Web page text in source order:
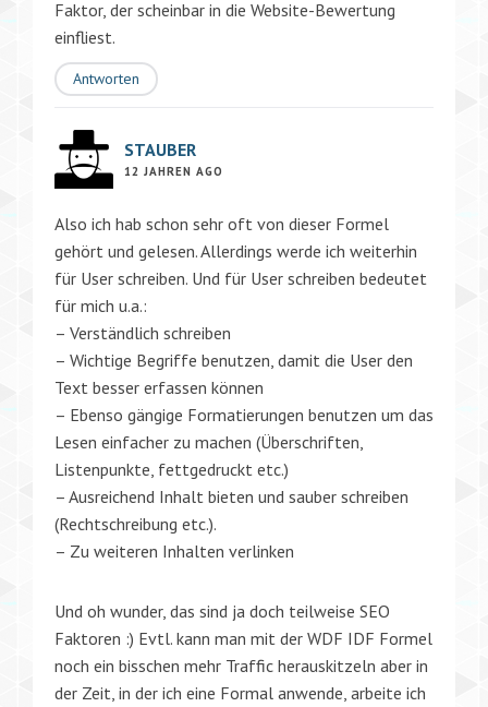
Faktor, der scheinbar in die Website-Bewertung
einfliest.
Antworten
STAUBER
12 JAHREN AGO
Also ich hab schon sehr oft von dieser Formel
gehört und gelesen. Allerdings werde ich weiterhin
für User schreiben. Und für User schreiben bedeutet
für mich u.a.:
– Verständlich schreiben
– Wichtige Begriffe benutzen, damit die User den
Text besser erfassen können
– Ebenso gängige Formatierungen benutzen um das
Lesen einfacher zu machen (Überschriften,
Listenpunkte, fettgedruckt etc.)
– Ausreichend Inhalt bieten und sauber schreiben
(Rechtschreibung etc.).
– Zu weiteren Inhalten verlinken
Und oh wunder, das sind ja doch teilweise SEO
Faktoren :) Evtl. kann man mit der WDF IDF Formel
noch ein bisschen mehr Traffic herauskitzeln aber in
der Zeit, in der ich eine Formal anwende, arbeite ich